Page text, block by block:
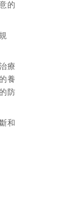
的
療
養
防
和